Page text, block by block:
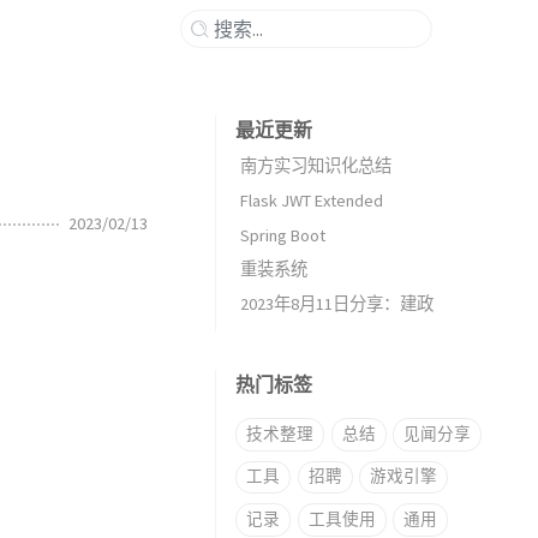
2023/02/13
最近更新
南方实习知识化总结
Flask JWT Extended
Spring Boot
重装系统
2023年8月11日分享：建政
热门标签
技术整理 总结 见闻分享
工具 招聘 游戏引擎
记录 工具使用 通用